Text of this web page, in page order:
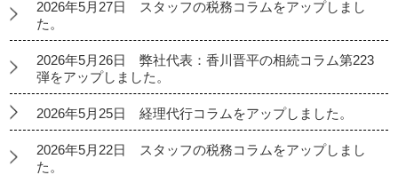
2026年5月27日 スタッフの税務コラムをアップしまし
た。
2026年5月26日 弊社代表：香川晋平の相続コラム第223
弾をアップしました。
2026年5月25日 経理代行コラムをアップしました。
2026年5月22日 スタッフの税務コラムをアップしまし
た。